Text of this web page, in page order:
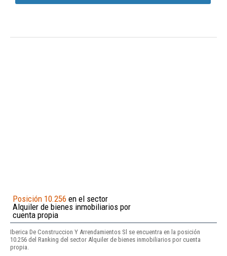
Posición 10.256 en el sector
Alquiler de bienes inmobiliarios por
cuenta propia
Iberica De Construccion Y Arrendamientos Sl se encuentra en la posición
10.256 del Ranking del sector Alquiler de bienes inmobiliarios por cuenta
propia.